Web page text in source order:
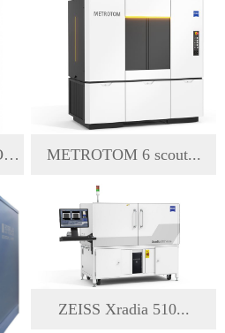
蔡司工业CT METROTOM ... METROTOM 6 scout...
ZEISS Xradia 510...